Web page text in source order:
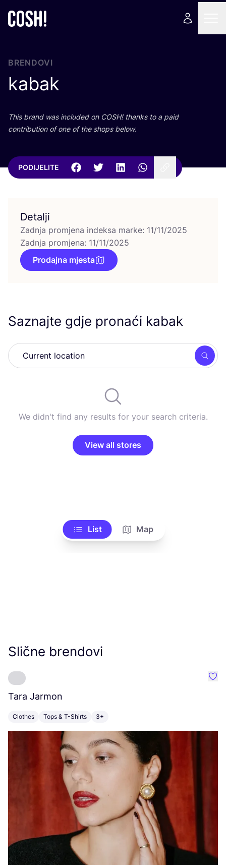
BRENDOVI
kabak
This brand was inclu­ded on COSH! than­ks to a paid
con­tri­bu­ti­on of one of the shops below.
PODIJELITE
Detalji
Zadnja promjena indeksa marke: 11/11/2025
Zadnja promjena: 11/11/2025
Prodajna mjesta
Saznajte gdje pronaći kabak
We didn't find any results for your search criteria.
View all stores
List Map
Slične brendovi
Tara Jarmon
Clothes Tops & T-Shirts 3+